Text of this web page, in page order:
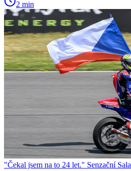
2 min
"Čekal jsem na to 24 let." Senzační